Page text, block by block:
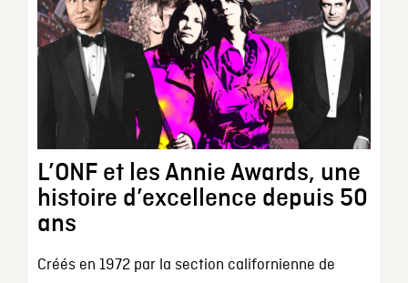
L’ONF et les Annie Awards, une
histoire d’excellence depuis 50
ans
Créés en 1972 par la section californienne de